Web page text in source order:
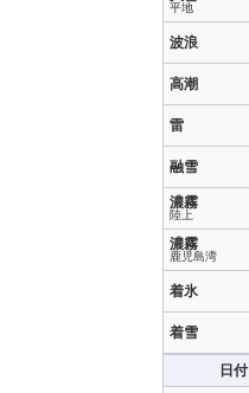
平地
波浪
高潮
雷
融雪
濃霧
陸上
濃霧
鹿児島湾
着氷
着雪
日付